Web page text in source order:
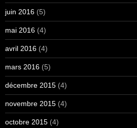
juin 2016 (5)
mai 2016 (4)
avril 2016 (4)
mars 2016 (5)
décembre 2015 (4)
novembre 2015 (4)
octobre 2015 (4)